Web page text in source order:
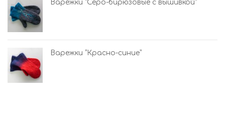
Варежки “Серо-бирюзовые с вышивкой”
Варежки “Красно-синие”